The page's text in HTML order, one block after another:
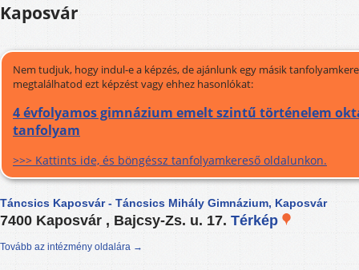
Kaposvár
Nem tudjuk, hogy indul-e a képzés, de ajánlunk egy másik
megtalálhatod ezt képzést vagy ehhez hasonlókat:
4 évfolyamos gimnázium emelt szintű történelem
tanfolyam
>>> Kattints ide, és böngéssz tanfolyamkereső oldalunkon.
Táncsics Kaposvár - Táncsics Mihály Gimnázium, Kaposvár
7400 Kaposvár , Bajcsy-Zs. u. 17. Térkép
Tovább az intézmény oldalára →